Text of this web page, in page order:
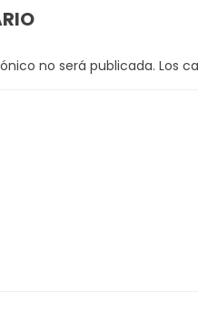
no será publicada. Los